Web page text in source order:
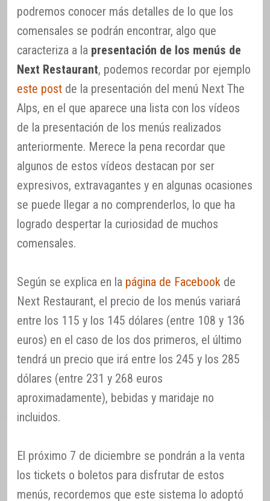
podremos conocer más detalles de lo que los
comensales se podrán encontrar, algo que
caracteriza a la presentación de los menús de
Next Restaurant, podemos recordar por ejemplo
este post de la presentación del menú Next The
Alps, en el que aparece una lista con los vídeos
de la presentación de los menús realizados
anteriormente. Merece la pena recordar que
algunos de estos vídeos destacan por ser
expresivos, extravagantes y en algunas ocasiones
se puede llegar a no comprenderlos, lo que ha
logrado despertar la curiosidad de muchos
comensales.
Según se explica en la página de Facebook de
Next Restaurant, el precio de los menús variará
entre los 115 y los 145 dólares (entre 108 y 136
euros) en el caso de los dos primeros, el último
tendrá un precio que irá entre los 245 y los 285
dólares (entre 231 y 268 euros
aproximadamente), bebidas y maridaje no
incluidos.
El próximo 7 de diciembre se pondrán a la venta
los tickets o boletos para disfrutar de estos
menús, recordemos que este sistema lo adoptó